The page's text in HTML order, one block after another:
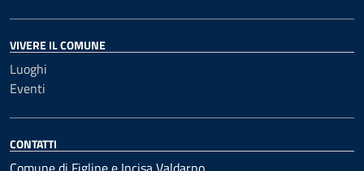
VIVERE IL COMUNE
Luoghi
Eventi
CONTATTI